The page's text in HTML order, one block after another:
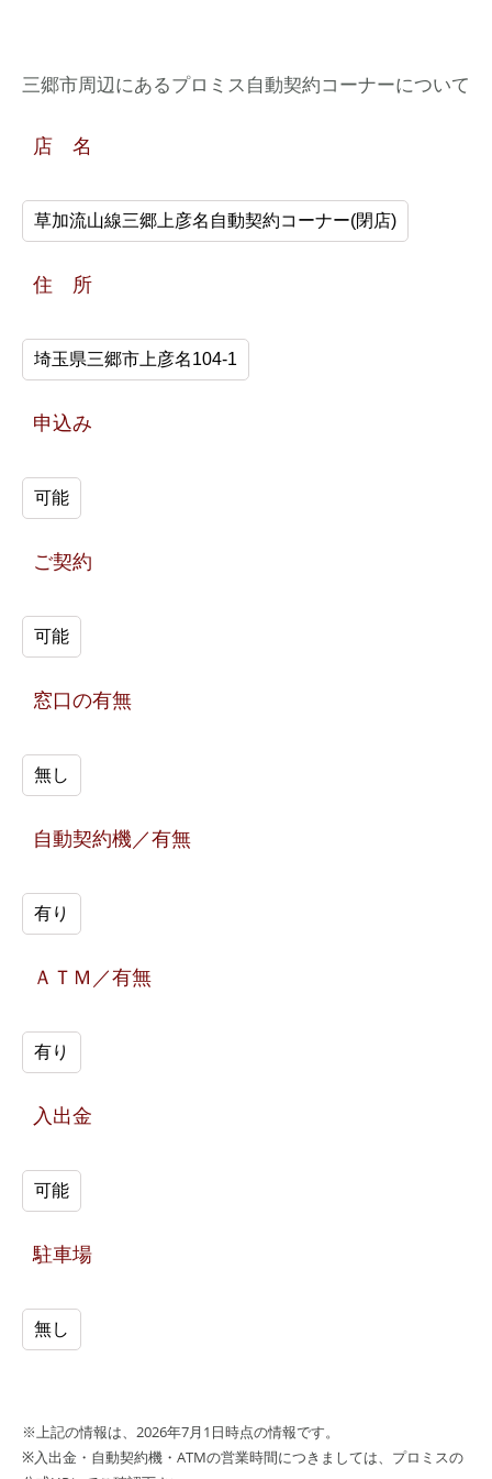
三郷市周辺にあるプロミス自動契約コーナーについて
店 名
草加流山線三郷上彦名自動契約コーナー(閉店)
住 所
埼玉県三郷市上彦名104-1
申込み
可能
ご契約
可能
窓口の有無
無し
自動契約機／有無
有り
ＡＴＭ／有無
有り
入出金
可能
駐車場
無し
※上記の情報は、2026年7月1日時点の情報です。
※入出金・自動契約機・ATMの営業時間につきましては、プロミスの